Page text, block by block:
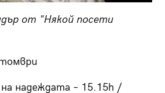
от "Някой посети
надеждата – 15.15h /